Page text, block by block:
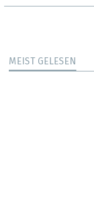
MEIST GELESEN